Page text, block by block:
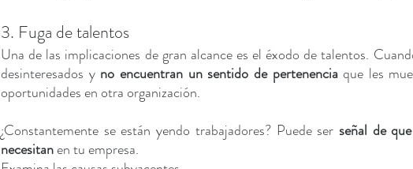
3. Fuga de talentos
Una de las implicaciones de gran alcance es el éxodo de talentos.
desinteresados y no encuentran un sentido de pertenencia que les
oportunidades en otra organización.
¿Constantemente se están yendo trabajadores? Puede ser señal de
necesitan en tu empresa.